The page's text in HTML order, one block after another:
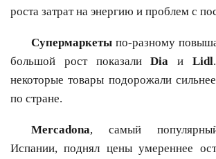
роста затрат на энергию и проблем с
Супермаркеты по-разному
большой рост показалиDia и Lidl
некоторые товары подорожали
по стране.
Mercadona, самый
Испании, поднял цены умереннее